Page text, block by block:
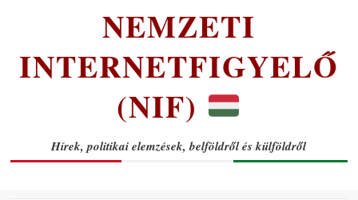
NEMZETI
INTERNETFIGYELŐ
(NIF)
Hírek, politikai elemzések, belföldről és külföldről